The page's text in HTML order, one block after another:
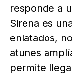
responde a
Sirena es
enlatados,
atunes
permite